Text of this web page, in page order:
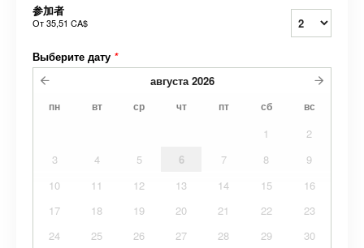
参加者
От35,51 CA$
Выберите дату *
августа 2026
пн вт ср чт пт сб вс
1
2
3
4 5 6 7 8
9
10
11 12 13 14 15
16
17
18 19 20 21 22
23
24
25 26 27 28 29
30